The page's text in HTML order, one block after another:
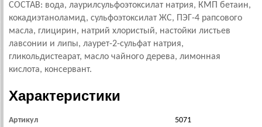
СОСТАВ: вода, лаурилсульфоэтоксилат натрия, КМП бетаин,
кокадиэтаноламид, сульфоэтоксилат ЖС, ПЭГ-4 рапсового
масла, глицирин, натрий хлористый, настойки листьев
лавсонии и липы, лаурет-2-сульфат натрия,
гликольдистеарат, масло чайного дерева, лимонная
кислота, консервант.
Характеристики
Артикул 5071